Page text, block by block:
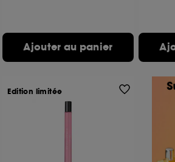
Ajouter au panier
Edition limitée